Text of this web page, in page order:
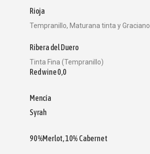
Rioja
Tempranillo, Maturana tinta y Graciano
Ribera del Duero
Tinta Fina (Tempranillo)
Red wine 0,0
Mencía
Syrah
90%Merlot, 10% Cabernet